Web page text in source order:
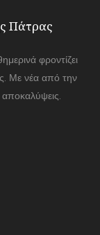
Πάτρας
φροντίζει
Με νέα από την